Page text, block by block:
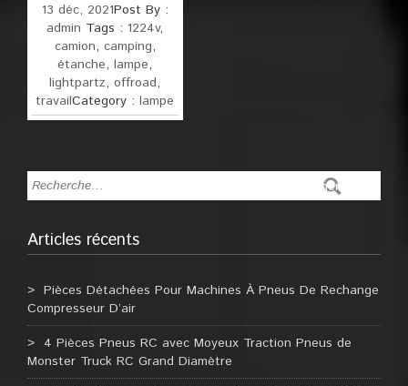
13 déc, 2021Post By :
admin Tags : 1224v,
camion, camping,
étanche,lampe,
lightpartz,offroad,
travailCategory :lampe
Articles récents
Pièces Détachées Pour Machines À Pneus De Rechange
Compresseur D’air
4 Pièces Pneus RC avec Moyeux Traction Pneus de
Monster Truck RC Grand Diamètre